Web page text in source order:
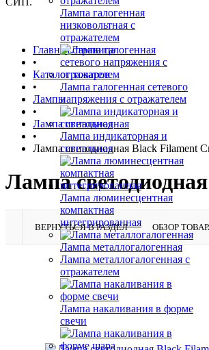
Лампа галогенная
низковольтная с
отражателем
Лампа галогенная сетевого
напряжения с отражателем
Лампа индикаторная и
сигнальная
Лампа люминесцентная
компактная
интегрированная
Лампа металлогалогенная
Лампа металлогалогенная с
отражателем
Лампа накаливания в форме
свечи
Главная страница
•
Каталог товаров
•
Лампы
•
Лампа светодиодная
•
Лампа светодиодная Black Filament
Лампа
ВЕРНУТЬСЯ В РАЗДЕЛ ОБЗОР